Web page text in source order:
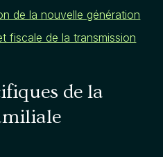
de la nouvelle génération
fiscale de la transmission
de la